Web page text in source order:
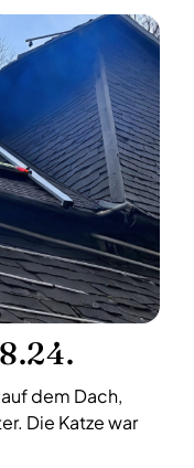
dem Dach,
Die Katze war